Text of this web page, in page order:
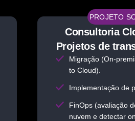
PROJETO
Consultoria
Projetos de
Migração (On-
to Cloud).
Implementação de
FinOps (avaliação
nuvem e detectar